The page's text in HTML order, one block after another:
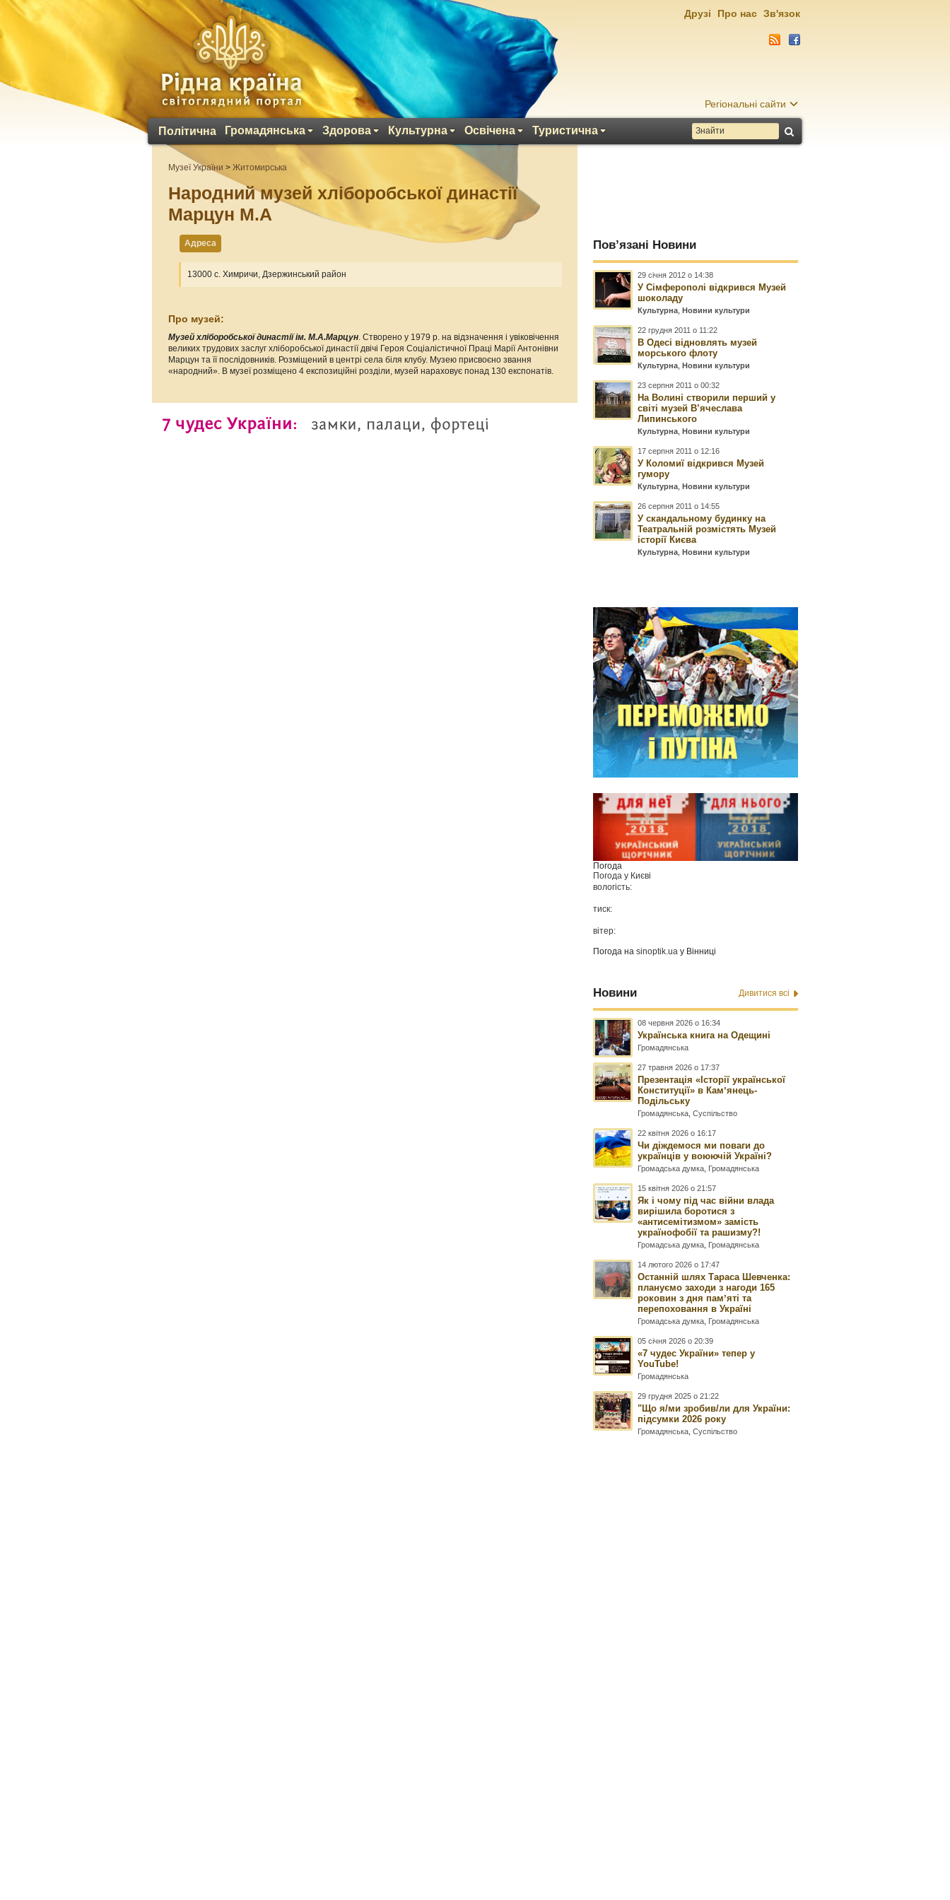
Регіональні сайти
Політична Громадянська Здорова Культурна Освічена Туристична
Друзі Про нас Зв'язок
Музеї України >Житомирська
Народний музей хліборобської династії
Марцун М.А
Адреса
13000 с. Химричи, Дзержинський район
Про музей:
Музей хліборобської династії ім. М.А.Марцун. Створено у 1979 р. на відзначення і увіковічення
великих трудових заслуг хліборобської династії двічі Героя Соціалістичної Праці Марії Антонівни
Марцун та її послідовників. Розміщений в центрі села біля клубу. Музею присвоєно звання
«народний». В музеї розміщено 4 експозиційні розділи, музей нараховує понад 130 експонатів.
Пов’язані Новини
29 січня 2012 о 14:38
У Сімферополі відкрився Музей
шоколаду
Культурна ,Новини культури
22 грудня 2011 о 11:22
В Одесі відновлять музей
морського флоту
Культурна ,Новини культури
23 серпня 2011 о 00:32
На Волині створили перший у
світі музей В’ячеслава
Липинського
Культурна ,Новини культури
17 серпня 2011 о 12:16
У Коломиї відкрився Музей
гумору
Культурна ,Новини культури
26 серпня 2011 о 14:55
У скандальному будинку на
Театральній розмістять Музей
історії Києва
Культурна ,Новини культури
Погода
Погода у Києві
вологість:
тиск:
вітер:
Погода наsinoptik.ua у Вінниці
Новини Дивитися всі
08 червня 2026 о 16:34
Українська книга на Одещині
Громадянська
27 травня 2026 о 17:37
Презентація «Історії української
Конституції» в Камʼянець-
Подільську
Громадянська ,Суспільство
22 квітня 2026 о 16:17
Чи діждемося ми поваги до
українців у воюючій Україні?
Громадська думка Громадянська
15 квітня 2026 о 21:57
Як і чому під час війни влада
вирішила боротися з
«антисемітизмом» замість
українофобії та рашизму?!
Громадська думка Громадянська
14 лютого 2026 о 17:47
Останній шлях Тараса Шевченка:
плануємо заходи з нагоди 165
роковин з дня памʼяті та
перепоховання в Україні
Громадська думка Громадянська
05 січня 2026 о 20:39
«7 чудес України» тепер у
YouTube!
Громадянська
29 грудня 2025 о 21:22
"Що я/ми зробив/ли для України:
підсумки 2026 року
Громадянська ,Суспільство